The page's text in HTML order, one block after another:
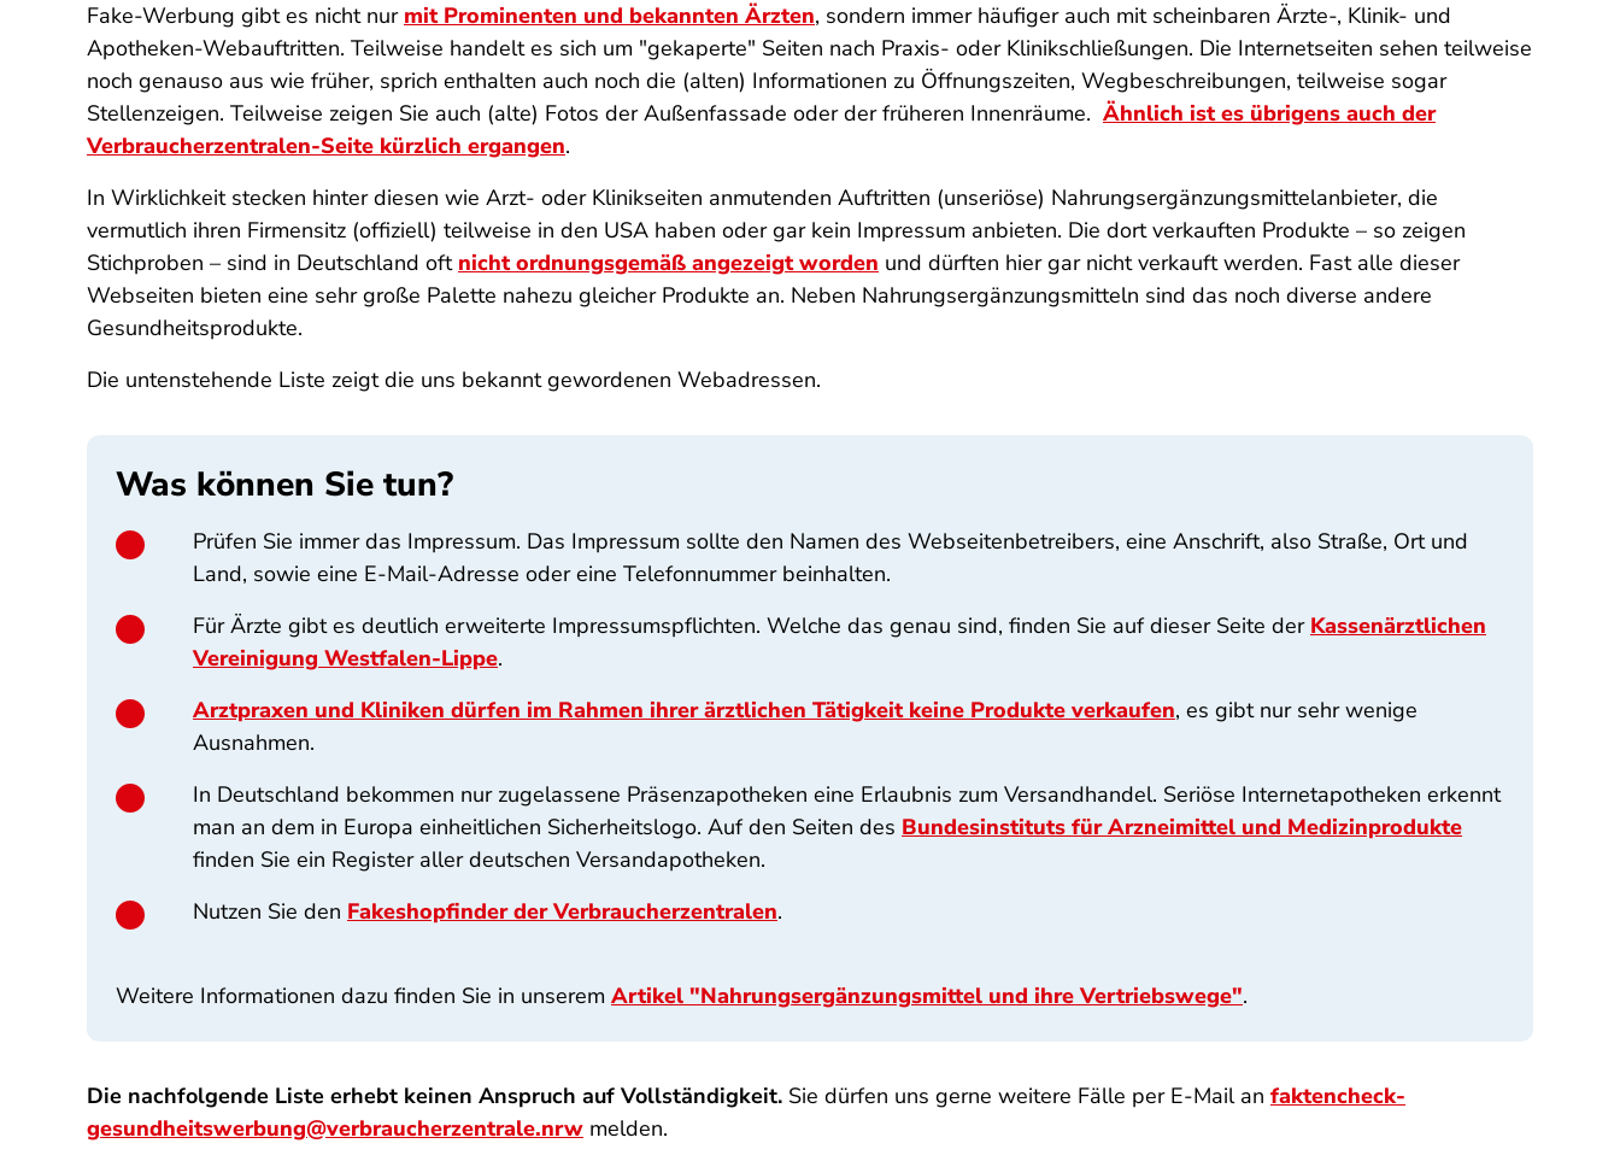
Fake-Werbung gibt es nicht nur mit Prominenten und bekannten Ärzten, sondern immer häufiger auch mit scheinbaren Ärzte-, Klinik- und
Apotheken-Webauftritten. Teilweise handelt es sich um "gekaperte" Seiten nach Praxis- oder Klinikschließungen. Die Internetseiten sehen teilweise
noch genauso aus wie früher, sprich enthalten auch noch die (alten) Informationen zu Öffnungszeiten, Wegbeschreibungen, teilweise sogar
Stellenzeigen. Teilweise zeigen Sie auch (alte) Fotos der Außenfassade oder der früheren Innenräume. Ähnlich ist es übrigens auch der
Verbraucherzentralen-Seite kürzlich ergangen.
In Wirklichkeit stecken hinter diesen wie Arzt- oder Klinikseiten anmutenden Auftritten (unseriöse) Nahrungsergänzungsmittelanbieter, die
vermutlich ihren Firmensitz (offiziell) teilweise in den USA haben oder gar kein Impressum anbieten. Die dort verkauften Produkte – so zeigen
Stichproben – sind in Deutschland oft nicht ordnungsgemäß angezeigt worden und dürften hier gar nicht verkauft werden. Fast alle dieser
Webseiten bieten eine sehr große Palette nahezu gleicher Produkte an. Neben Nahrungsergänzungsmitteln sind das noch diverse andere
Gesundheitsprodukte.
Die untenstehende Liste zeigt die uns bekannt gewordenen Webadressen.
Was können Sie tun?
Prüfen Sie immer das Impressum. Das Impressum sollte den Namen des Webseitenbetreibers, eine Anschrift, also Straße, Ort und
Land, sowie eine E-Mail-Adresse oder eine Telefonnummer beinhalten.
Für Ärzte gibt es deutlich erweiterte Impressumspflichten. Welche das genau sind, finden Sie auf dieser Seite der Kassenärztlichen
Vereinigung Westfalen-Lippe.
Arztpraxen und Kliniken dürfen im Rahmen ihrer ärztlichen Tätigkeit keine Produkte verkaufen, es gibt nur sehr wenige
Ausnahmen.
In Deutschland bekommen nur zugelassene Präsenzapotheken eine Erlaubnis zum Versandhandel. Seriöse Internetapotheken erkennt
man an dem in Europa einheitlichen Sicherheitslogo. Auf den Seiten des Bundesinstituts für Arzneimittel und Medizinprodukte
finden Sie ein Register aller deutschen Versandapotheken.
Nutzen Sie den Fakeshopfinder der Verbraucherzentralen.
Weitere Informationen dazu finden Sie in unserem Artikel "Nahrungsergänzungsmittel und ihre Vertriebswege".
Die nachfolgende Liste erhebt keinen Anspruch auf Vollständigkeit. Sie dürfen uns gerne weitere Fälle per E-Mail an faktencheck-
gesundheitswerbung@verbraucherzentrale.nrw melden.